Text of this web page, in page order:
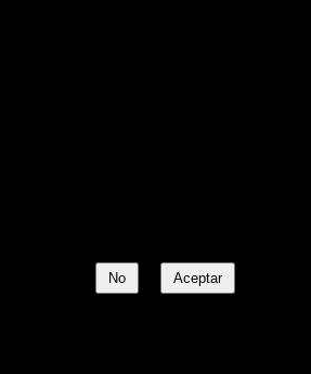
No Aceptar
Aires hasta el
sobre un
convertido en
filmes más
del cine
cautivando
su huella
Conoce
algunas
Jurassic
¡Descubre
detrás del